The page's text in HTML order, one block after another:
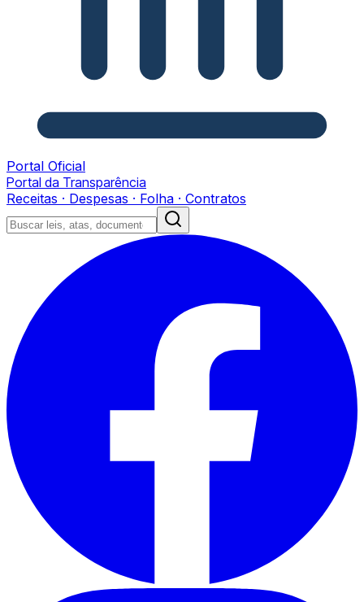
Portal Oficial
Portal da Transparência
Receitas · Despesas · Folha · Contratos